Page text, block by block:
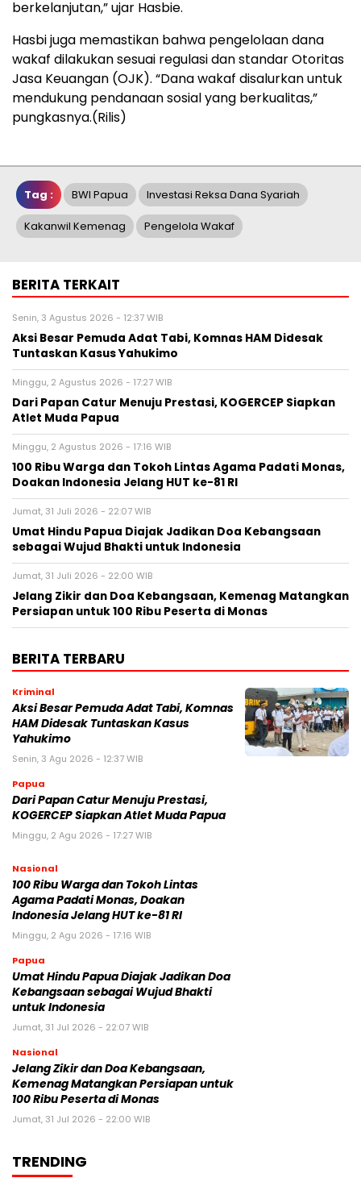
berkelanjutan,” ujar Hasbie.
Hasbi juga memastikan bahwa pengelolaan dana
wakaf dilakukan sesuai regulasi dan standar Otoritas
Jasa Keuangan (OJK). “Dana wakaf disalurkan untuk
mendukung pendanaan sosial yang berkualitas,”
pungkasnya.(Rilis)
Tag : BWI Papua Investasi Reksa Dana Syariah
Kakanwil Kemenag Pengelola Wakaf
BERITA TERKAIT
Senin, 3 Agustus 2026 - 12:37 WIB
Aksi Besar Pemuda Adat Tabi, Komnas HAM Didesak
Tuntaskan Kasus Yahukimo
Minggu, 2 Agustus 2026 - 17:27 WIB
Dari Papan Catur Menuju Prestasi, KOGERCEP Siapkan
Atlet Muda Papua
Minggu, 2 Agustus 2026 - 17:16 WIB
100 Ribu Warga dan Tokoh Lintas Agama Padati Monas,
Doakan Indonesia Jelang HUT ke-81 RI
Jumat, 31 Juli 2026 - 22:07 WIB
Umat Hindu Papua Diajak Jadikan Doa Kebangsaan
sebagai Wujud Bhakti untuk Indonesia
Jumat, 31 Juli 2026 - 22:00 WIB
Jelang Zikir dan Doa Kebangsaan, Kemenag Matangkan
Persiapan untuk 100 Ribu Peserta di Monas
BERITA TERBARU
Kriminal
Aksi Besar Pemuda Adat Tabi, Komnas
HAM Didesak Tuntaskan Kasus
Yahukimo
Senin, 3 Agu 2026 - 12:37 WIB
Papua
Dari Papan Catur Menuju Prestasi,
KOGERCEP Siapkan Atlet Muda Papua
Minggu, 2 Agu 2026 - 17:27 WIB
Nasional
100 Ribu Warga dan Tokoh Lintas
Agama Padati Monas, Doakan
Indonesia Jelang HUT ke-81 RI
Minggu, 2 Agu 2026 - 17:16 WIB
Papua
Umat Hindu Papua Diajak Jadikan Doa
Kebangsaan sebagai Wujud Bhakti
untuk Indonesia
Jumat, 31 Jul 2026 - 22:07 WIB
Nasional
Jelang Zikir dan Doa Kebangsaan,
Kemenag Matangkan Persiapan untuk
100 Ribu Peserta di Monas
Jumat, 31 Jul 2026 - 22:00 WIB
TRENDING